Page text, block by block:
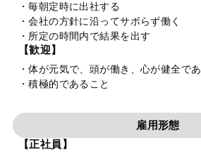
・毎朝定時に出社する
・会社の方針に沿ってサボらず働く
・所定の時間内で結果を出す
【歓迎】
・体が元気で、頭が働き、心が健全で
・積極的であること
雇用形態
【正社員】